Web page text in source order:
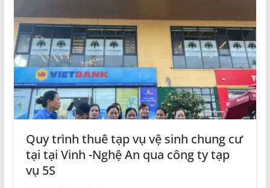
Quy trình thuê tạp vụ vệ sinh chung cư
tại tại Vinh -Nghệ An qua công ty tạp
vụ 5S